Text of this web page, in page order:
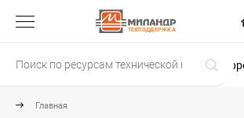
ТЕХПОДДЕРЖКА
Главная